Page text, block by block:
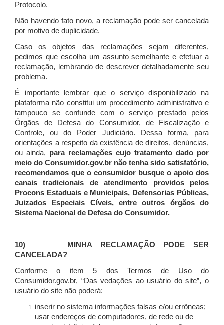
Protocolo.
Não havendo fato novo, a reclamação pode ser cancelada
por motivo de duplicidade.
Caso os objetos das reclamações sejam diferentes,
pedimos que escolha um assunto semelhante e efetuar a
reclamação, lembrando de descrever detalhadamente seu
problema.
É importante lembrar que o serviço disponibilizado na
plataforma não constitui um procedimento administrativo e
tampouco se confunde com o serviço prestado pelos
Órgãos de Defesa do Consumidor, de Fiscalização e
Controle, ou do Poder Judiciário. Dessa forma, para
orientações a respeito da existência de direitos, denúncias,
ou ainda, para reclamações cujo tratamento dado por
meio do Consumidor.gov.br não tenha sido satisfatório,
recomendamos que o consumidor busque o apoio dos
canais tradicionais de atendimento providos pelos
Procons Estaduais e Municipais, Defensorias Públicas,
Juizados Especiais Cíveis, entre outros órgãos do
Sistema Nacional de Defesa do Consumidor.
10)
MINHA RECLAMAÇÃO PODE SER
CANCELADA?
Conforme o item 5 dos Termos de Uso do
Consumidor.gov.br, “Das vedações ao usuário do site”, o
usuário do site não poderá:
inserir no sistema informações falsas e/ou errôneas;
usar endereços de computadores, de rede ou de